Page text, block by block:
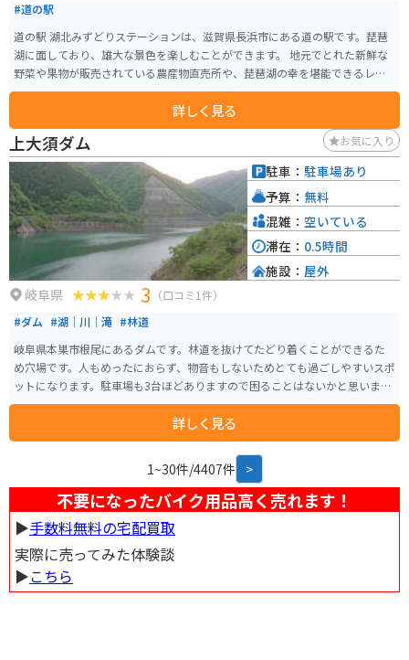
#道の駅
道の駅 湖北みずどりステーションは、滋賀県長浜市にある道の駅です。琵琶
湖に面しており、雄大な景色を楽しむことができます。 地元でとれた新鮮な
野菜や果物が販売されている農産物直売所や、琵琶湖の幸を堪能できるレス
トランが人気です。 特におすすめは、近江牛を使った料理や、琵琶湖でとれ
いるので安心です。 琵琶湖沿いを走る快適なツーリングの休憩地点としても
最適です。 周辺には、竹生島や長浜城など、観光スポットも点在しているの
で、合わせて訪れてみてはいかがでしょうか。
詳しく見る
上大須ダム お気に入り
岐阜県 3 （口コミ1件）
#ダム #湖｜川｜滝 #林道
岐阜県本巣市根尾にあるダムです。林道を抜けてたどり着くことができるた
め穴場です。人もめったにおらず、物音もしないためとても過ごしやすいスポ
ットになります。駐車場も3台ほどありますので困ることはないかと思いま
す。 岐阜県道255線からのアクセスと、国道157線を通り猫峠、折越峠を渡っ
てのアクセスと2通りあります。255線からのアクセスのほうが道幅も広く圧
倒的に走りやすいです。
詳しく見る
駐車： 駐車場あり
予算： 無料
混雑： 空いている
滞在： 0.5時間
施設： 屋外
1~30件/4407件 >
不要になったバイク用品高く売れます！
▶︎手数料無料の宅配買取
実際に売ってみた体験談
▶︎こちら